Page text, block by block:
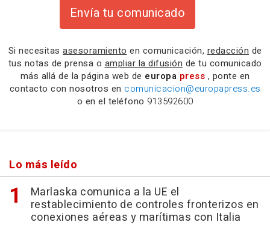
Envía tu comunicado
Si necesitas asesoramiento en comunicación, redacción de
tus notas de prensa o ampliar la difusión de tu comunicado
más allá de la página web de europa press , ponte en
contacto con nosotros en comunicacion@europapress.es
o en el teléfono 913592600
Lo más leído
Marlaska comunica a la UE el
restablecimiento de controles fronterizos en
conexiones aéreas y marítimas con Italia